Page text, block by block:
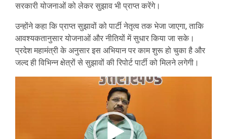
सरकारी योजनाओं को लेकर सुझाव भी प्राप्त करेंगे।
उन्होंने कहा कि प्राप्त सुझावों को पार्टी नेतृत्व तक भेजा जाएगा, ताकि
आवश्यकतानुसार योजनाओं और नीतियों में सुधार किया जा सके।
प्रदेश महामंत्री के अनुसार इस अभियान पर काम शुरू हो चुका है और
जल्द ही विभिन्न क्षेत्रों से सुझावों की रिपोर्ट पार्टी को मिलने लगेगी।